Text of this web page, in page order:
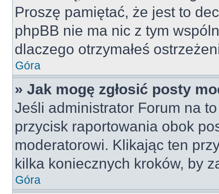
Proszę pamiętać, że jest to
phpBB nie ma nic z tym
dlaczego otrzymałeś
Góra
» Jak mogę zgłosić posty
Jeśli administrator Forum na
przycisk raportowania obok
moderatorowi. Klikając ten
kilka koniecznych kroków, by
Góra